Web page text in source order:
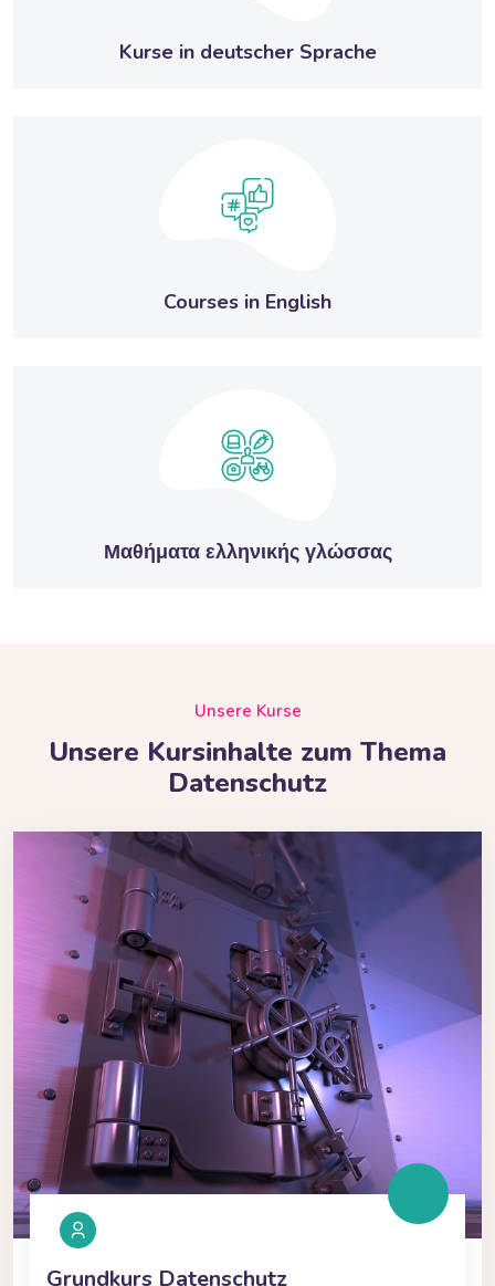
Kurse in deutscher Sprache
Courses in English
Μαθήματα ελληνικής γλώσσας
Unsere Kurse
Unsere Kursinhalte zum Thema
Datenschutz
Grundkurs Datenschutz